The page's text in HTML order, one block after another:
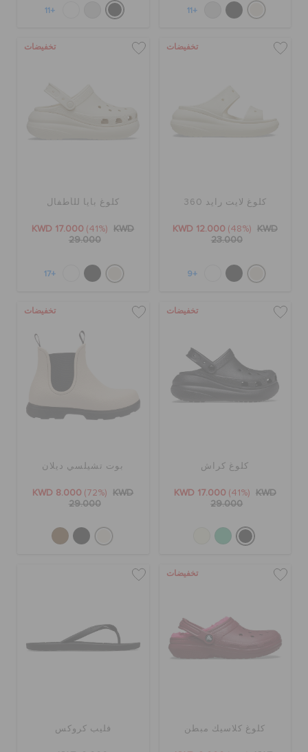
+11
+11
تخفيضات
كلوغ لايت رايد 360
KWD 12.000 (48%)
KWD
23.000
+9
تخفيضات
كلوغ بايا للأطفال
KWD 17.000 (41%)
KWD
29.000
+17
تخفيضات
كلوغ كراش
KWD 17.000 (41%)
KWD
29.000
تخفيضات
بوت تشيلسي ديلان
KWD 8.000 (72%)
KWD
29.000
تخفيضات
كلوغ كلاسيك مبطن فليب كروكس